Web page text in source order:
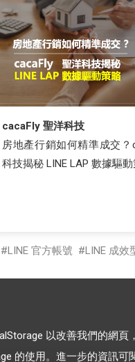
cacaFly 聖洋科技
房地產行銷如何精準成交？
科技揭秘 LINE LAP 數據驅
LINE 官方帳號 LINE 成效
以改善我們的網頁
的使用。進一步的資訊可